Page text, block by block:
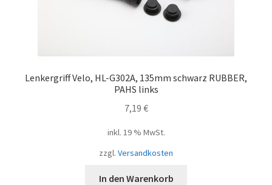
Lenkergriff Velo, HL-G302A, 135mm schwarz RUBBER,
PAHS links
7,19 €
inkl. 19 % MwSt.
zzgl. Versandkosten
In den Warenkorb